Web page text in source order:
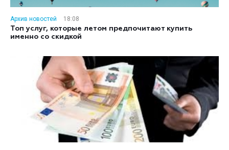
Архив новостей
18:08
Топ услуг, которые летом предпочитают купить
именно со скидкой